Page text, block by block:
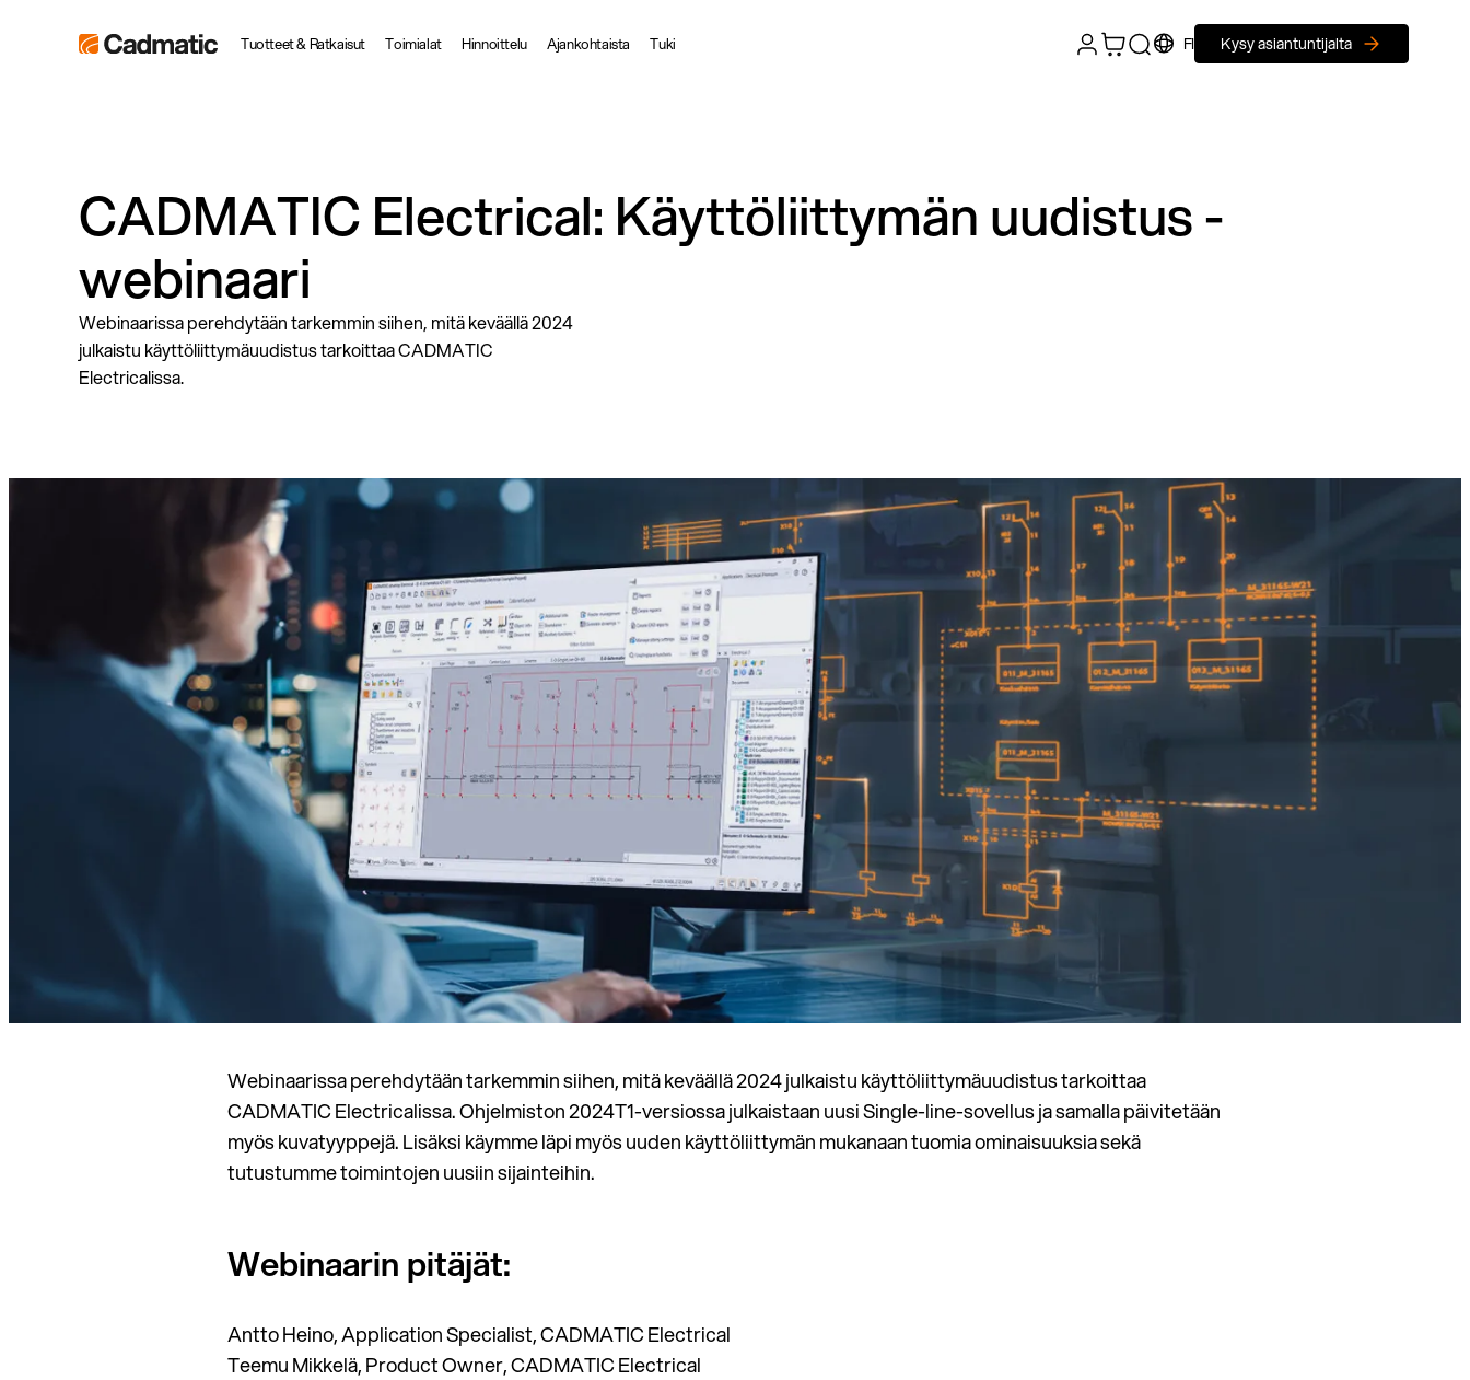
Cadmatic
Software
Tuotteet & Ratkaisut Toimialat Hinnoittelu Ajankohtaista Tuki FI Kysy asiantuntijalta
CADMATIC Electrical: Käyttöliittymän uudistus -
webinaari
Webinaarissa perehdytään tarkemmin siihen, mitä keväällä 2024
julkaistu käyttöliittymäuudistus tarkoittaa CADMATIC
Electricalissa.
Webinaarissa perehdytään tarkemmin siihen, mitä keväällä 2024 julkaistu käyttöliittymäuudistus tarkoittaa
CADMATIC Electricalissa. Ohjelmiston 2024T1-versiossa julkaistaan uusi Single-line-sovellus ja samalla päivitetään
myös kuvatyyppejä. Lisäksi käymme läpi myös uuden käyttöliittymän mukanaan tuomia ominaisuuksia sekä
tutustumme toimintojen uusiin sijainteihin.
Webinaarin pitäjät:
Antto Heino, Application Specialist, CADMATIC Electrical
Teemu Mikkelä, Product Owner, CADMATIC Electrical